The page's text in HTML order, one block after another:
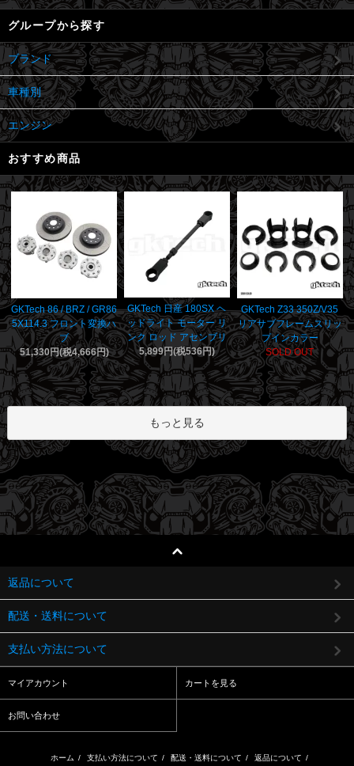
グループから探す
ブランド
車種別
エンジン
おすすめ商品
GKTech 86 / BRZ / GR86
5X114.3 フロント変換ハ
ブ
51,330円(税4,666円)
GKTech 日産 180SX ヘ
ッドライト モーター リ
ンク ロッド アセンブリ
5,899円(税536円)
GKTech Z33 350Z/V35
リアサブフレームスリッ
プインカラー
SOLD OUT
もっと見る
返品について
配送・送料について
支払い方法について
マイアカウント カートを見る
お問い合わせ
ホーム / 支払い方法について / 配送・送料について / 返品について /